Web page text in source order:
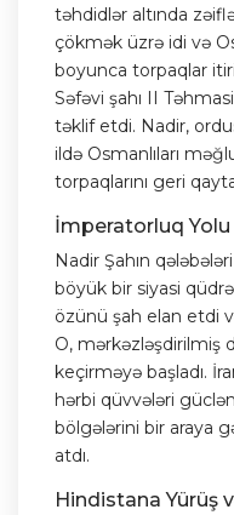
təhdidlər altında
çökmək üzrə idi və
boyunca torpaqlar
Səfəvi şahı II
təklif etdi. Nadir,
ildə Osmanlıları
torpaqlarını geri
İmperatorluq Yolu
Nadir Şahın
böyük bir siyasi
özünü şah elan etdi
O, mərkəzləşdirilmiş
keçirməyə başladı.
hərbi qüvvələri
bölgələrini bir araya
atdı.
Hindistana Yürüş